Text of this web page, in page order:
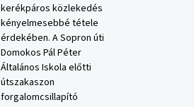
kerékpáros közlekedés
kényelmesebbé tétele
érdekében. A Sopron úti
Domokos Pál Péter
Általános Iskola előtti
útszakaszon
forgalomcsillapító